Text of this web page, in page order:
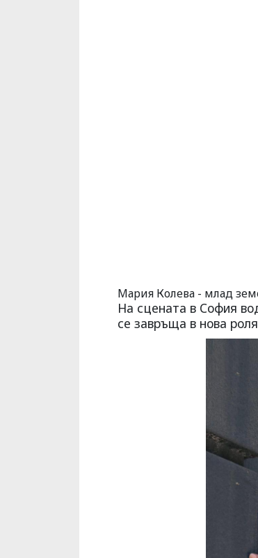
Мария Колева - млад
На сцената в София
се завръща в нова